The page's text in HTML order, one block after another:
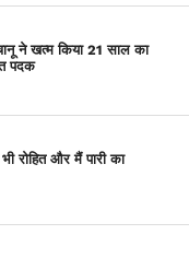
ने खत्म किया 21 साल का
पदक
रोहित और मैं पारी का